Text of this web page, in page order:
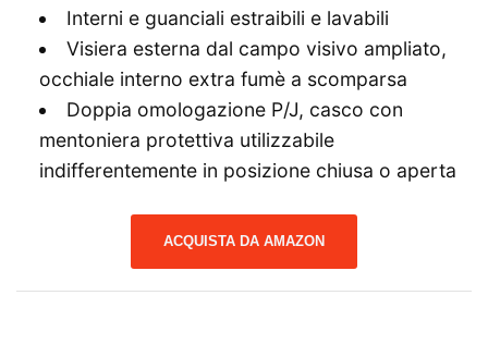
Interni e guanciali estraibili e lavabili
Visiera esterna dal campo visivo ampliato,
occhiale interno extra fumè a scomparsa
Doppia omologazione P/J, casco con
mentoniera protettiva utilizzabile
indifferentemente in posizione chiusa o aperta
ACQUISTA DA AMAZON